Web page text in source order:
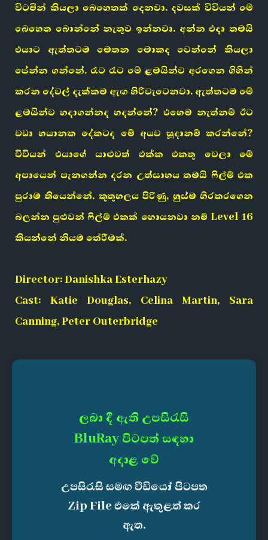
විටමින් කියලා බෙහෙතක් දෙනවා. දවසක් විවියන් මේ
බෙහෙත බොන්නේ නැතුව ඉන්නවා. අන්න එදා තමයි
එයාට ඇත්තටම මෙතන මොකද වෙන්නේ කියලා
පේන්න ගන්නේ. රෑට රෑට මේ ළමයින්ව අරගෙන ගිහින්
කරන දේවල් දැක්කම ඇඟ හිරිවැටෙනවා. ඇත්තටම මේ
ළමයින්ව හදාගන්නද හදන්නේ? එහෙම නැත්නම් ඊට
වඩා භයානක දේකටද මේ අයව සූදානම් කරන්නේ?
විවියන් එයාගේ යාළුවත් එක්ක එකතු වෙලා මේ
අපායෙන් පැනගන්න දරන උත්සාහය තමයි ෆිල්ම් එක
පුරාම තියෙන්නේ. කුතුහලය පිරිණු, හුස්ම හිරකරගෙන
බලන්න පුළුවන් ෆිල්ම් එකක් හොයනවා නම් Level 16
කියන්නේ නියම තේරීමක්.
Director: Danishka Esterhazy
Cast: Katie Douglas, Celina Martin, Sara
Canning, Peter Outerbridge
ලබා දී ඇති උපසිරැසි
BluRay පිටපත් සඳහා
අදාළ වේ
උපසිරැසි සමඟ වීඩියෝ පිටපත
Zip File එකේ ඇතුළත් කර
ඇත.